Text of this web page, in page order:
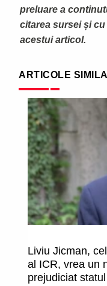
preluare a
citarea sursei și
acestui articol.
ARTICOLE
Liviu Jicman,
al ICR, vrea un
prejudiciat